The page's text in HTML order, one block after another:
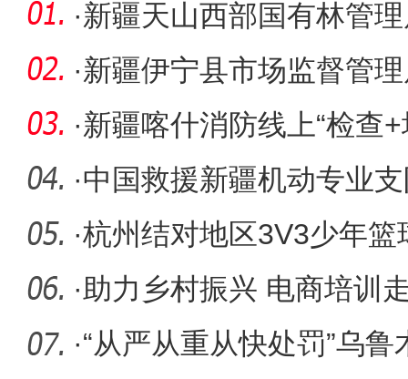
·新疆天山西部国有林管
+森林警长
·新疆伊宁县市场监督管
疫情防控
·新疆喀什消防线上“检查
墙
·中国救援新疆机动专业
暨SPR
·杭州结对地区3V3少年篮
阿克苏
·助力乡村振兴 电商培训
·“从严从重从快处罚”乌